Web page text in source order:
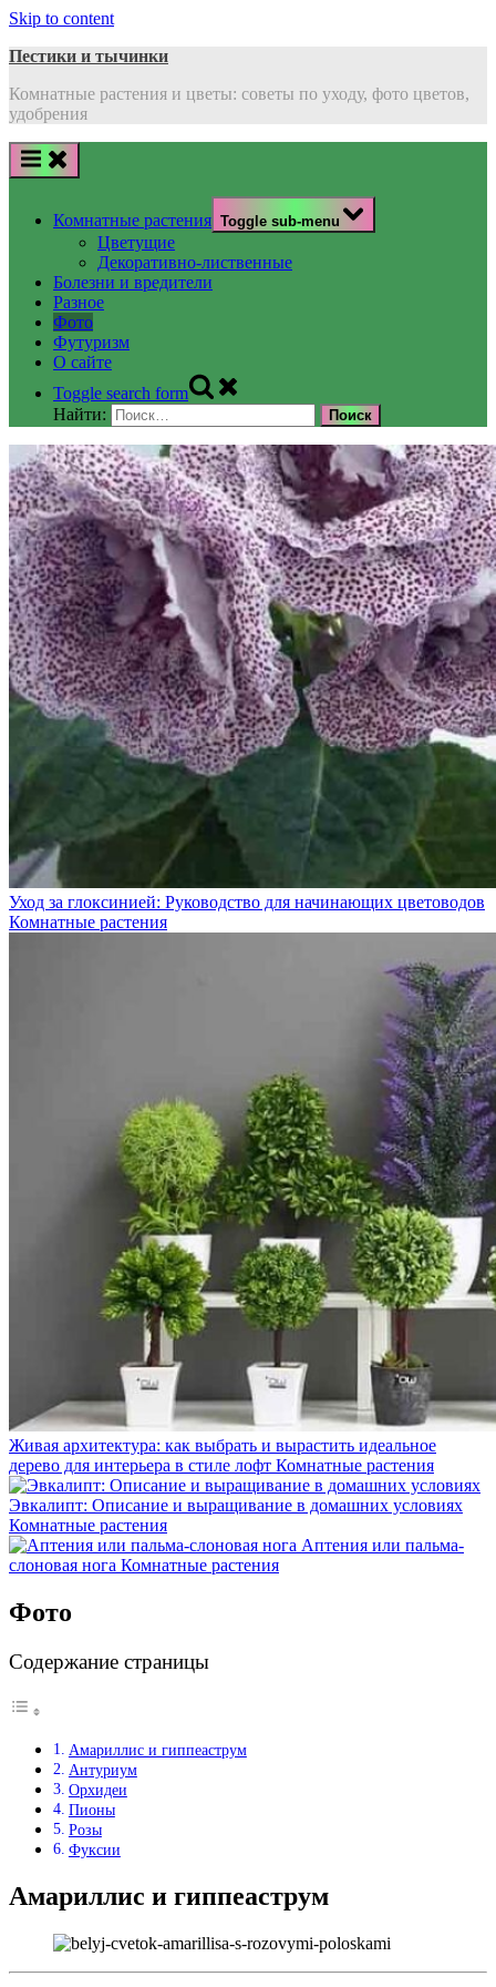
Skip to content
Пестики и тычинки
Комнатные растения и цветы: советы по уходу, фото цветов,
удобрения
Комнатные растения Toggle sub-menu
Цветущие
Декоративно-лиственные
Болезни и вредители
Разное
Фото
Футуризм
О сайте
Toggle search form
Найти:
Уход за глоксинией: Руководство для начинающих цветоводов
Комнатные растения
Живая архитектура: как выбрать и вырастить идеальное
дерево для интерьера в стиле лофт Комнатные растения
Эвкалипт: Описание и выращивание в домашних условиях
Комнатные растения
Аптения или пальма-
слоновая нога Комнатные растения
Фото
Содержание страницы
Амариллис и гиппеаструм
Антуриум
Орхидеи
Пионы
Розы
Фуксии
Амариллис и гиппеаструм